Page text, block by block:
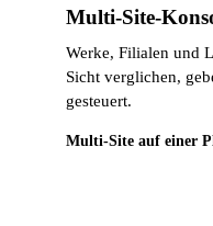
Multi-Site-
Werke, Filialen und
Sicht verglichen,
gesteuert.
Multi-Site auf einer